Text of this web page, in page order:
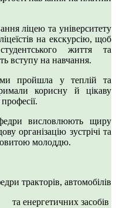
ліцею та університету
на екскурсію, щоб
життя та
вступу на навчання.
пройшла у теплій та
корисну й цікаву
висловлюють щиру
організацію зустрічі та
молоддю.
тракторів, автомобілів
та енергетичних засобів